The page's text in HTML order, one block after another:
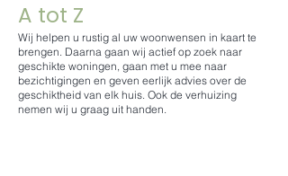
A tot Z
Wij helpen u rustig al uw woonwensen in kaart te
brengen. Daarna gaan wij actief op zoek naar
geschikte woningen, gaan met u mee naar
bezichtigingen en geven eerlijk advies over de
geschiktheid van elk huis. Ook de verhuizing
nemen wij u graag uit handen.